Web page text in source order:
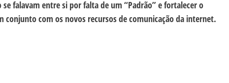
falavam entre si por falta de um “Padrão” e fortalecer o
com os novos recursos de comunicação da internet.